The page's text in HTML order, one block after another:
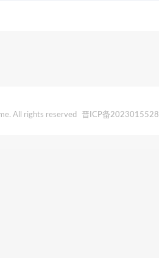
All rights reserved 晋ICP备